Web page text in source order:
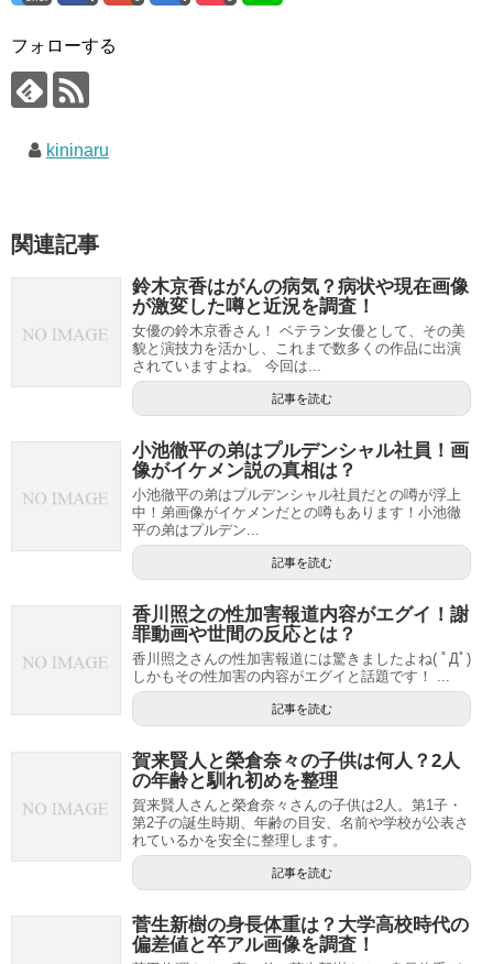
フォローする
kininaru
関連記事
鈴木京香はがんの病気？病状や現在画像
が激変した噂と近況を調査！
女優の鈴木京香さん！ ベテラン女優として、その美
貌と演技力を活かし、これまで数多くの作品に出演
されていますよね。 今回は...
記事を読む
小池徹平の弟はプルデンシャル社員！画
像がイケメン説の真相は？
小池徹平の弟はプルデンシャル社員だとの噂が浮上
中！弟画像がイケメンだとの噂もあります！小池徹
平の弟はプルデン...
記事を読む
香川照之の性加害報道内容がエグイ！謝
罪動画や世間の反応とは？
香川照之さんの性加害報道には驚きましたよね( ﾟДﾟ)
しかもその性加害の内容がエグイと話題です！ ...
記事を読む
賀来賢人と榮倉奈々の子供は何人？2人
の年齢と馴れ初めを整理
賀来賢人さんと榮倉奈々さんの子供は2人。第1子・
第2子の誕生時期、年齢の目安、名前や学校が公表さ
れているかを安全に整理します。
記事を読む
菅生新樹の身長体重は？大学高校時代の
偏差値と卒アル画像を調査！